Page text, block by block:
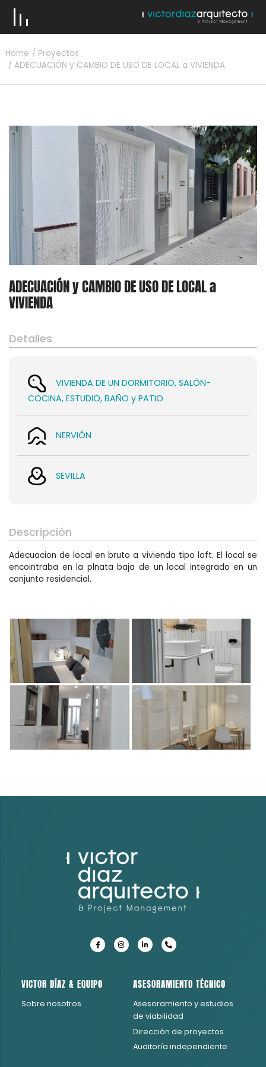
VICTOR DÍAZ & EQUIPO
Asesoramiento
Arquitectura Técnica
Home
Proyectos
ADECUACIÓN y CAMBIO DE USO DE LOCAL a VIVIENDA
ADECUACIÓN y CAMBIO DE USO DE LOCAL a
VIVIENDA
Detalles
VIVIENDA DE UN DORMITORIO, SALÓN-
COCINA, ESTUDIO, BAÑO y PATIO
NERVIÓN
SEVILLA
Descripción
Adecuacion de local en bruto a vivienda tipo loft. El local se
encointraba en la plnata baja de un local integrado en un
conjunto residencial.
VICTOR DÍAZ & EQUIPO
Sobre nosotros
ASESORAMIENTO TÉCNICO
Asesoramiento y estudios
de viabilidad
Dirección de proyectos
Auditoría independiente